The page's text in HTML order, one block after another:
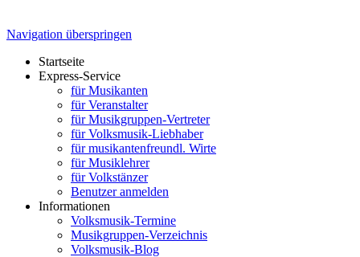
Navigation überspringen
Startseite
Express-Service
für Musikanten
für Veranstalter
für Musikgruppen-Vertreter
für Volksmusik-Liebhaber
für musikantenfreundl. Wirte
für Musiklehrer
für Volkstänzer
Benutzer anmelden
Informationen
Volksmusik-Termine
Musikgruppen-Verzeichnis
Volksmusik-Blog